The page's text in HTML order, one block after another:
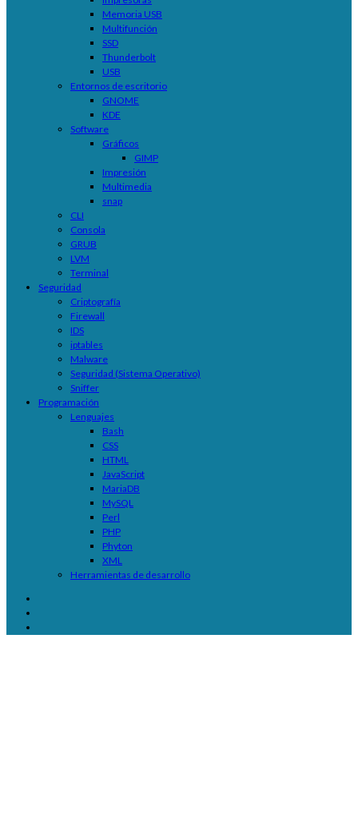
Memoria USB
Multifunción
SSD
Thunderbolt
USB
Entornos de escritorio
GNOME
KDE
Software
Gráficos
GIMP
Impresión
Multimedia
snap
CLI
Consola
GRUB
LVM
Terminal
Seguridad
Criptografía
Firewall
IDS
iptables
Malware
Seguridad (Sistema Operativo)
Sniffer
Programación
Lenguajes
Bash
CSS
HTML
JavaScript
MariaDB
MySQL
Perl
PHP
Phyton
XML
Herramientas de desarrollo